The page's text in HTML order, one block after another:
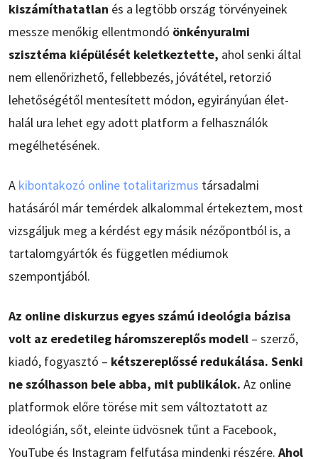
kiszámíthatatlan és a legtöbb ország törvényeinek
messze menőkig ellentmondó önkényuralmi
szisztéma kiépülését keletkeztette, ahol senki által
nem ellenőrizhető, fellebbezés, jóvátétel, retorzió
lehetőségétől mentesített módon, egyirányúan élet-
halál ura lehet egy adott platform a felhasználók
megélhetésének.
A kibontakozó online totalitarizmus társadalmi
hatásáról már temérdek alkalommal értekeztem, most
vizsgáljuk meg a kérdést egy másik nézőpontból is, a
tartalomgyártók és független médiumok
szempontjából.
Az online diskurzus egyes számú ideológia bázisa
volt az eredetileg háromszereplős modell – szerző,
kiadó, fogyasztó – kétszereplőssé redukálása. Senki
ne szólhasson bele abba, mit publikálok. Az online
platformok előre törése mit sem változtatott az
ideológián, sőt, eleinte üdvösnek tűnt a Facebook,
YouTube és Instagram felfutása mindenki részére. Ahol